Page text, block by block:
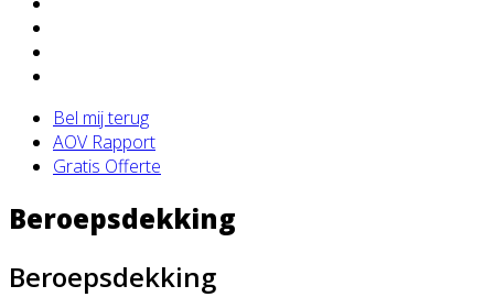
Bel mij terug
AOV Rapport
Gratis Offerte
Beroepsdekking
Beroepsdekking